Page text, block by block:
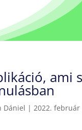
ami
Dániel | 2022. február